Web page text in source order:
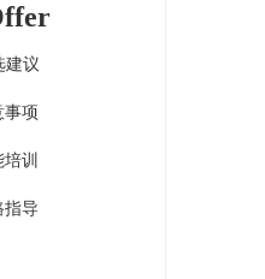
建议
事项
训
指导